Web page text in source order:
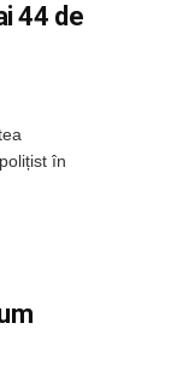
44 de
în